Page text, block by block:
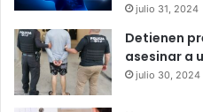
julio 31, 2024
Detienen
asesinar a
julio 30, 2024